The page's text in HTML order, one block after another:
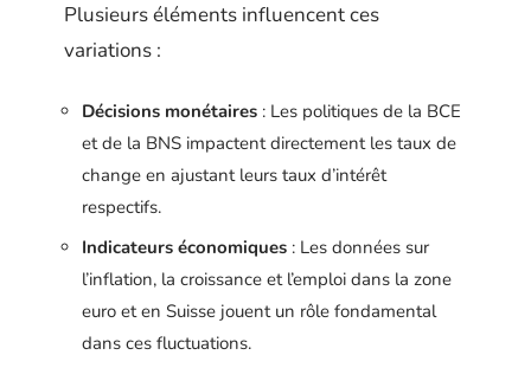
Plusieurs éléments influencent ces
variations :
Décisions monétaires : Les politiques de la BCE
et de la BNS impactent directement les taux de
change en ajustant leurs taux d’intérêt
respectifs.
Indicateurs économiques : Les données sur
l’inflation, la croissance et l’emploi dans la zone
euro et en Suisse jouent un rôle fondamental
dans ces fluctuations.